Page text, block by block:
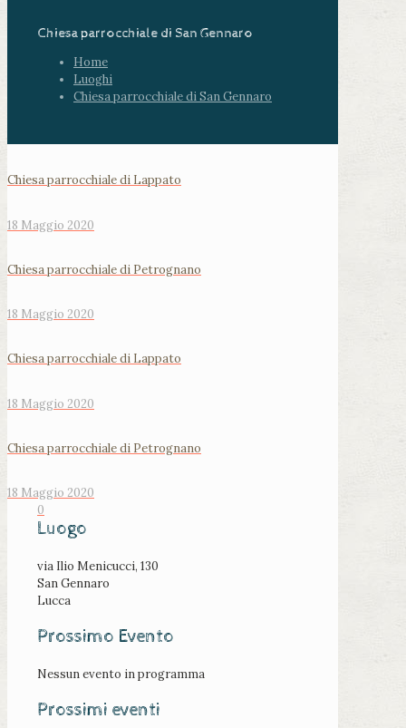
Chiesa parrocchiale di San Gennaro
Home
Luoghi
Chiesa parrocchiale di San Gennaro
Chiesa parrocchiale di Lappato
18 Maggio 2020
Chiesa parrocchiale di Petrognano
18 Maggio 2020
Chiesa parrocchiale di Lappato
18 Maggio 2020
Chiesa parrocchiale di Petrognano
18 Maggio 2020
0
Luogo
via Ilio Menicucci, 130
San Gennaro
Lucca
Prossimo Evento
Nessun evento in programma
Prossimi eventi